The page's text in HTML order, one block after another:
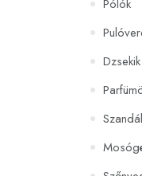
Pólók
Dzsekik